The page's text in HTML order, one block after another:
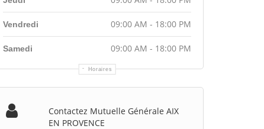
Horaires
Vendredi 09:00 AM - 18:00 PM
Samedi 09:00 AM - 18:00 PM
Contactez Mutuelle Générale AIX
EN PROVENCE